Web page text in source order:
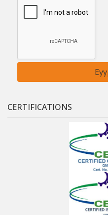
CERTIFICATIONS